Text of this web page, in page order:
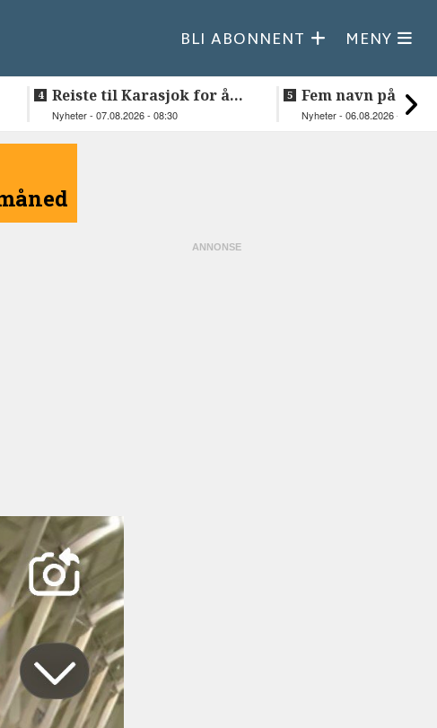
BLI ABONNENT MENY
Reiste til Karasjok for å
vie Ellen og Johan Anders
Nyheter - 07.08.2026 - 08:30
Fem navn på
til toppjobben i
Nyheter - 06.08.2026 - 15:03